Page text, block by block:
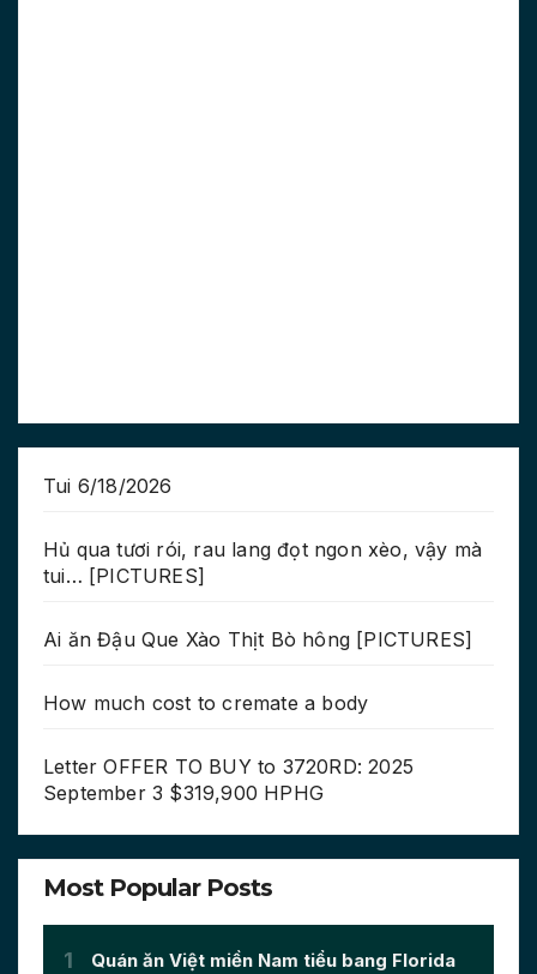
Tui 6/18/2026
Hủ qua tươi rói, rau lang đọt ngon xèo, vậy mà
tui… [PICTURES]
Ai ăn Đậu Que Xào Thịt Bò hông [PICTURES]
How much cost to cremate a body
Letter OFFER TO BUY to 3720RD: 2025
September 3 $319,900 HPHG
Most Popular Posts